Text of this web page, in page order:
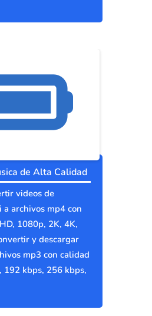
de Alta Calidad
videos de
a archivos mp4 con
1080p, 2K, 4K,
y descargar
mp3 con calidad
192 kbps, 256 kbps,